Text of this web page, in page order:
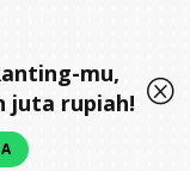
mu,
juta rupiah! Q